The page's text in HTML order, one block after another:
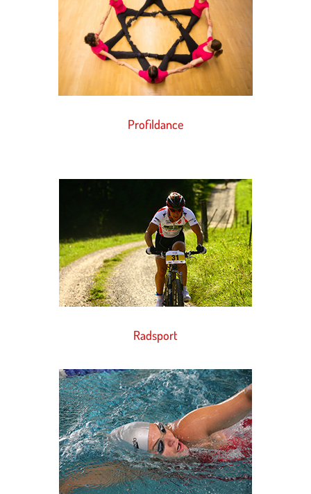
Profildance
Radsport